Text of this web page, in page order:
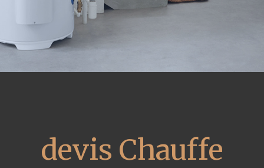
devis Chauffe